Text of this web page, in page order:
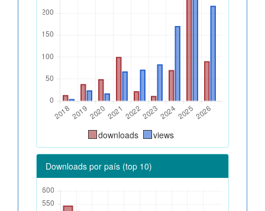
downloads views
Downloads por país (top 10)